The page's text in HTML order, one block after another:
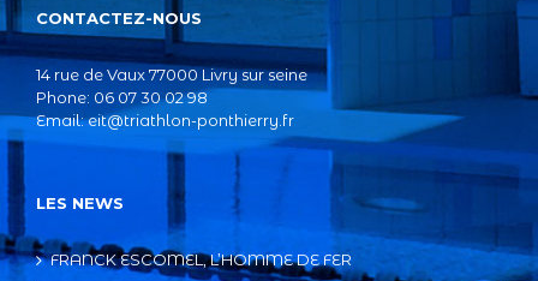
CONTACTEZ-NOUS
14 rue de Vaux 77000 Livry sur seine
Phone: 06 07 30 02 98
Email:eit@triathlon-ponthierry.fr
LES NEWS
FRANCK ESCOMEL, L’HOMME DE FER